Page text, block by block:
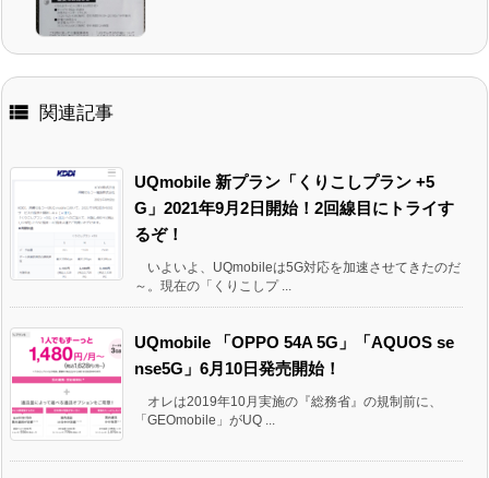
 関連記事
UQmobile 新プラン「くりこしプラン +5
G」2021年9月2日開始！2回線目にトライす
るぞ！
いよいよ、UQmobileは5G対応を加速させてきたのだ
～。現在の「くりこしプ ...
UQmobile 「OPPO 54A 5G」「AQUOS se
nse5G」6月10日発売開始！
オレは2019年10月実施の『総務省』の規制前に、
「GEOmobile」がUQ ...